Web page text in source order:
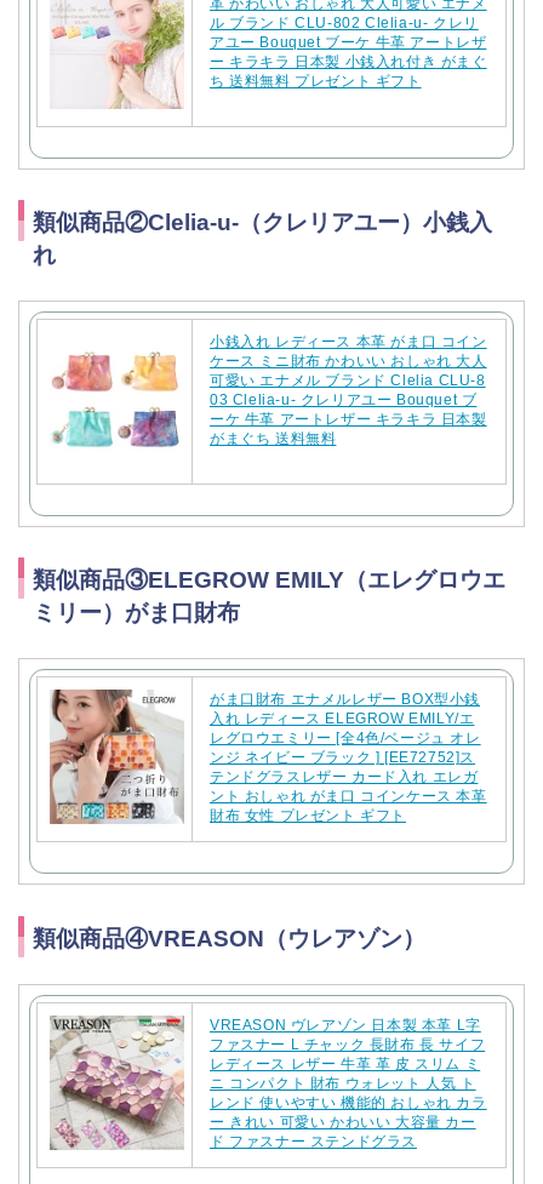
ル ブランド CLU-802 Clelia-u- クレリ
アユー Bouquet ブーケ 牛革 アートレザ
ー キラキラ 日本製 小銭入れ付き がまぐ
ち 送料無料 プレゼント ギフト
類似商品②Clelia-u-（クレリアユー）小銭入
れ
小銭入れ レディース 本革 がま口 コイン
ケース ミニ財布 かわいい おしゃれ 大人
可愛い エナメル ブランド Clelia CLU-8
03 Clelia-u- クレリアユー Bouquet ブ
ーケ 牛革 アートレザー キラキラ 日本製
がまぐち 送料無料
類似商品③ELEGROW EMILY（エレグロウエ
ミリー）がま口財布
がま口財布 エナメルレザー BOX型小銭
入れ レディース ELEGROW EMILY/エ
レグロウエミリー [全4色/ベージュ オレ
ンジ ネイビー ブラック ] [EE72752]ス
テンドグラスレザー カード入れ エレガ
ント おしゃれ がま口 コインケース 本革
財布 女性 プレゼント ギフト
類似商品④VREASON（ウレアゾン）
VREASON ヴレアゾン 日本製 本革 L字
ファスナー L チャック 長財布 長 サイフ
レディース レザー 牛革 革 皮 スリム ミ
ニ コンパクト 財布 ウォレット 人気 ト
レンド 使いやすい 機能的 おしゃれ カラ
ー きれい 可愛い かわいい 大容量 カー
ド ファスナー ステンドグラス